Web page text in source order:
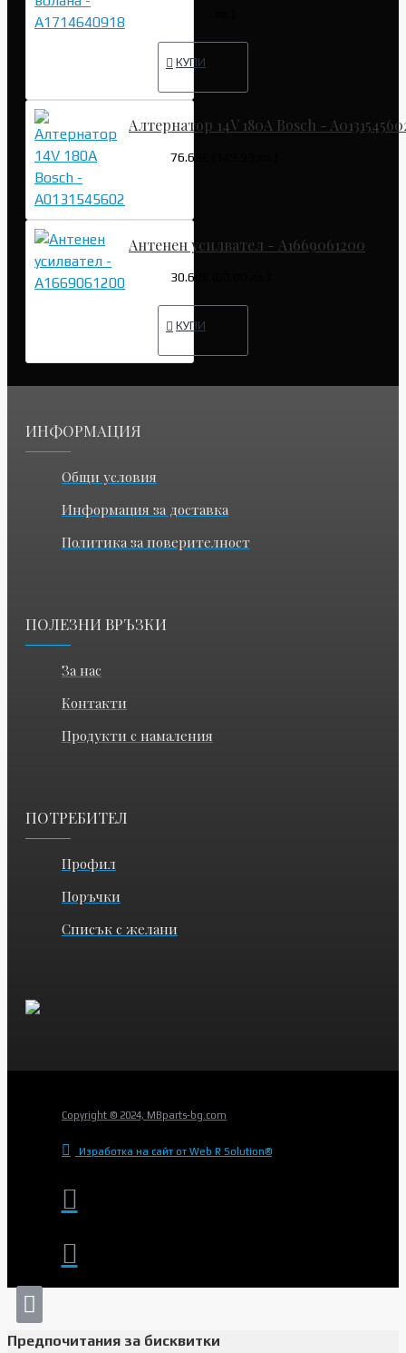
КУПИ
Алтернатор 14V 180A Bosch -
76.69€ (149.99 лв.)
Антенен усилвател - A1669061200
30.68€ (60.00 лв.)
КУПИ
ИНФОРМАЦИЯ
Общи условия
Информация за доставка
Политика за поверителност
ПОЛЕЗНИ ВРЪЗКИ
За нас
Контакти
Продукти с намаления
ПОТРЕБИТЕЛ
Профил
Поръчки
Списък с желани
Copyright © 2024, MBparts-bg.com
Изработка на сайт от Web R Solution®
Предпочитания за бисквитки